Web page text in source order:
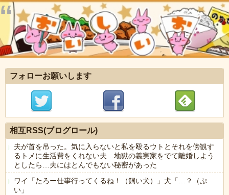
フォローお願いします
相互RSS(ブログロール)
夫が首を吊った。気に入らないと私を殴るウトとそれを傍観す
るトメに生活費をくれない夫…地獄の義実家をでて離婚しよう
としたら…夫にはとんでもない秘密があった
ワイ「たろー仕事行ってくるね！（飼い犬）」犬「…？（ぷ
い」